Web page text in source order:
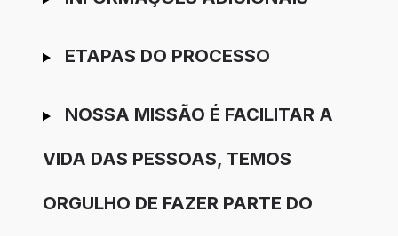
ETAPAS DO PROCESSO
NOSSA MISSÃO É FACILITAR A
VIDA DAS PESSOAS, TEMOS
ORGULHO DE FAZER PARTE DO